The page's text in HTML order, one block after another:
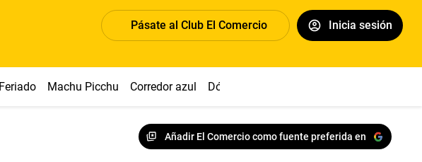
Pásate al Club El Comercio Inicia sesión
Feriado Machu Picchu Corredor azul Dólar
Añadir El Comercio como fuente preferida en